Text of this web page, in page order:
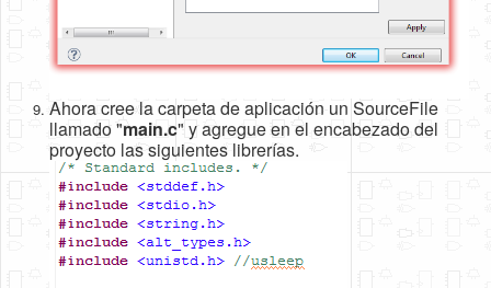
Ahora cree la carpeta de aplicación un SourceFile
llamado "main.c" y agregue en el encabezado del
proyecto las siguientes librerías.